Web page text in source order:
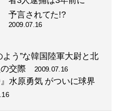
予言されてた!?
2009.07.16
よう”な韓国陸軍大尉と北
の交際 2009.07.16
』水原勇気 がついに球界